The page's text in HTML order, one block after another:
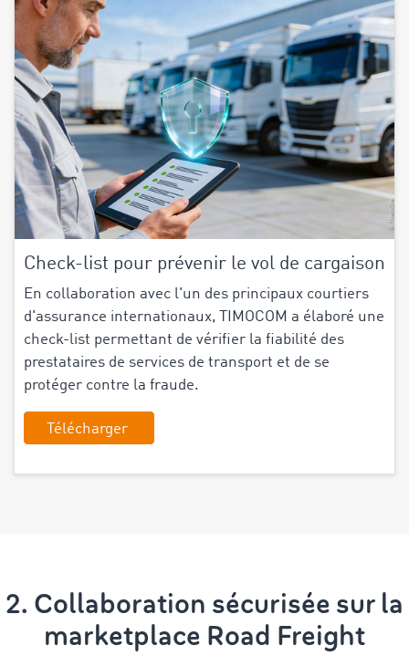
Check-list pour prévenir le vol de cargaison
En collaboration avec l'un des principaux courtiers
d'assurance internationaux, TIMOCOM a élaboré une
check-list permettant de vérifier la fiabilité des
prestataires de services de transport et de se
protéger contre la fraude.
Télécharger
2. Collaboration sécurisée sur la
marketplace Road Freight